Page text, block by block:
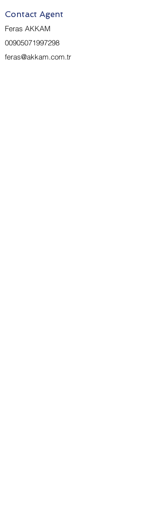
Contact Agent
Feras AKKAM
00905071997298
feras@akkam.com.tr